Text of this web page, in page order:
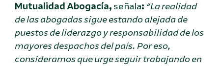
Mutualidad Abogacía, señala: “La realidad
de las abogadas sigue estando alejada de
puestos de liderazgo y responsabilidad de los
mayores despachos del país. Por eso,
consideramos que urge seguir trabajando en